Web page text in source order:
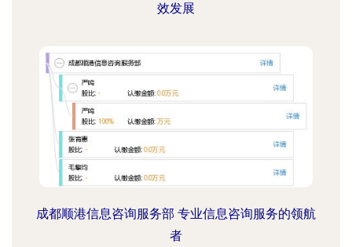
效发展
成都顺港信息咨询服务部 专业信息咨询服务的领航
者